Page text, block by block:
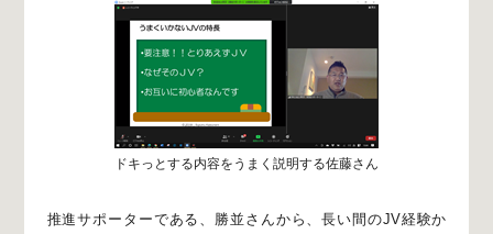
ドキっとする内容をうまく説明する佐藤さん
推進サポーターである、勝並さんから、長い間のJV経験か